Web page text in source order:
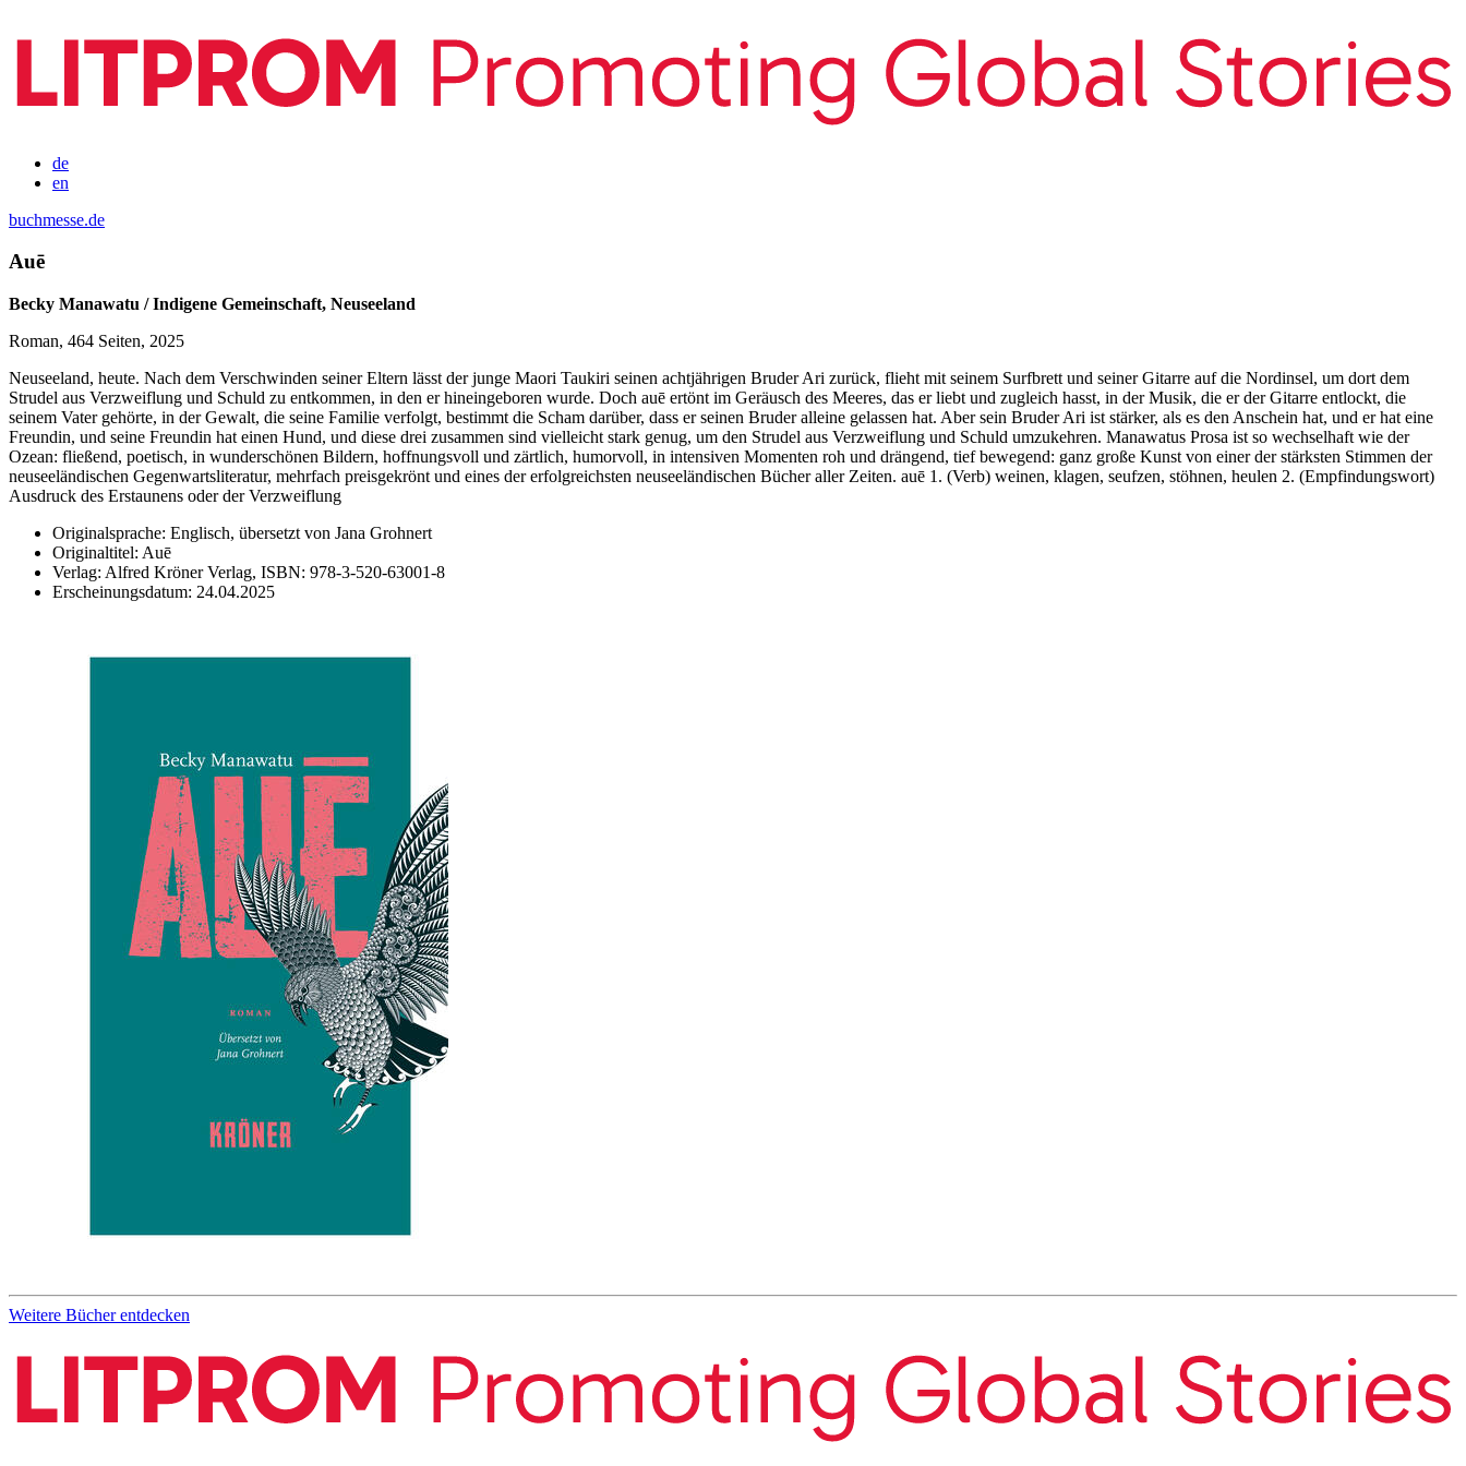
de
en
buchmesse.de
Auē
Becky Manawatu / Indigene Gemeinschaft, Neuseeland
Roman, 464 Seiten, 2025
Neuseeland, heute. Nach dem Verschwinden seiner Eltern lässt der junge Maori Taukiri seinen achtjährigen Bruder Ari zurück, flieht mit seinem Surfbrett und seiner Gitarre auf die Nordinsel, um dort dem
Strudel aus Verzweiflung und Schuld zu entkommen, in den er hineingeboren wurde. Doch auē ertönt im Geräusch des Meeres, das er liebt und zugleich hasst, in der Musik, die er der Gitarre entlockt, die
seinem Vater gehörte, in der Gewalt, die seine Familie verfolgt, bestimmt die Scham darüber, dass er seinen Bruder alleine gelassen hat. Aber sein Bruder Ari ist stärker, als es den Anschein hat, und er hat eine
Freundin, und seine Freundin hat einen Hund, und diese drei zusammen sind vielleicht stark genug, um den Strudel aus Verzweiflung und Schuld umzukehren. Manawatus Prosa ist so wechselhaft wie der
Ozean: fließend, poetisch, in wunderschönen Bildern, hoffnungsvoll und zärtlich, humorvoll, in intensiven Momenten roh und drängend, tief bewegend: ganz große Kunst von einer der stärksten Stimmen der
neuseeländischen Gegenwartsliteratur, mehrfach preisgekrönt und eines der erfolgreichsten neuseeländischen Bücher aller Zeiten. auē 1. (Verb) weinen, klagen, seufzen, stöhnen, heulen 2. (Empfindungswort)
Ausdruck des Erstaunens oder der ­Verzweiflung
Originalsprache: Englisch, übersetzt von Jana Grohnert
Originaltitel: Auē
Verlag: Alfred Kröner Verlag, ISBN: 978-3-520-63001-8
Erscheinungsdatum: 24.04.2025
Weitere Bücher entdecken